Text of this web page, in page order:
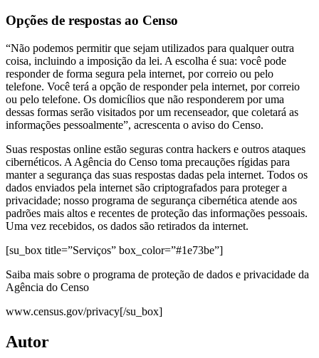
Opções de respostas ao Censo
“Não podemos permitir que sejam utilizados para qualquer outra
coisa, incluindo a imposição da lei. A escolha é sua: você pode
responder de forma segura pela internet, por correio ou pelo
telefone. Você terá a opção de responder pela internet, por correio
ou pelo telefone. Os domicílios que não responderem por uma
dessas formas serão visitados por um recenseador, que coletará as
informações pessoalmente”, acrescenta o aviso do Censo.
Suas respostas online estão seguras contra hackers e outros ataques
cibernéticos. A Agência do Censo toma precauções rígidas para
manter a segurança das suas respostas dadas pela internet. Todos os
dados enviados pela internet são criptografados para proteger a
privacidade; nosso programa de segurança cibernética atende aos
padrões mais altos e recentes de proteção das informações pessoais.
Uma vez recebidos, os dados são retirados da internet.
[su_box title=”Serviços” box_color=”#1e73be”]
Saiba mais sobre o programa de proteção de dados e privacidade da
Agência do Censo
www.census.gov/privacy[/su_box]
Autor